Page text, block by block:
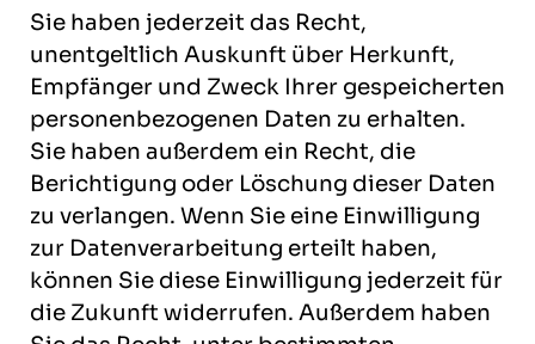
Sie haben jederzeit das Recht,
unentgeltlich Auskunft über Herkunft,
Empfänger und Zweck Ihrer gespeicherten
personenbezogenen Daten zu erhalten.
Sie haben außerdem ein Recht, die
Berichtigung oder Löschung dieser Daten
zu verlangen. Wenn Sie eine Einwilligung
zur Datenverarbeitung erteilt haben,
können Sie diese Einwilligung jederzeit für
die Zukunft widerrufen. Außerdem haben